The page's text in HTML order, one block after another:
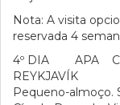
Nota: A visita
reservada 4
4º DIA APA
REYKJAVÍK
Pequeno-almoço.